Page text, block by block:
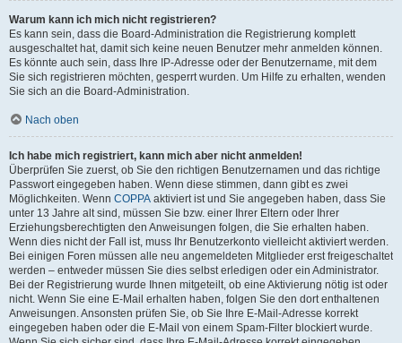
Warum kann ich mich nicht registrieren?
Es kann sein, dass die Board-Administration die Registrierung komplett
ausgeschaltet hat, damit sich keine neuen Benutzer mehr anmelden können.
Es könnte auch sein, dass Ihre IP-Adresse oder der Benutzername, mit dem
Sie sich registrieren möchten, gesperrt wurden. Um Hilfe zu erhalten, wenden
Sie sich an die Board-Administration.
Nach oben
Ich habe mich registriert, kann mich aber nicht anmelden!
Überprüfen Sie zuerst, ob Sie den richtigen Benutzernamen und das richtige
Passwort eingegeben haben. Wenn diese stimmen, dann gibt es zwei
Möglichkeiten. Wenn COPPA aktiviert ist und Sie angegeben haben, dass Sie
unter 13 Jahre alt sind, müssen Sie bzw. einer Ihrer Eltern oder Ihrer
Erziehungsberechtigten den Anweisungen folgen, die Sie erhalten haben.
Wenn dies nicht der Fall ist, muss Ihr Benutzerkonto vielleicht aktiviert werden.
Bei einigen Foren müssen alle neu angemeldeten Mitglieder erst freigeschaltet
werden – entweder müssen Sie dies selbst erledigen oder ein Administrator.
Bei der Registrierung wurde Ihnen mitgeteilt, ob eine Aktivierung nötig ist oder
nicht. Wenn Sie eine E-Mail erhalten haben, folgen Sie den dort enthaltenen
Anweisungen. Ansonsten prüfen Sie, ob Sie Ihre E-Mail-Adresse korrekt
eingegeben haben oder die E-Mail von einem Spam-Filter blockiert wurde.